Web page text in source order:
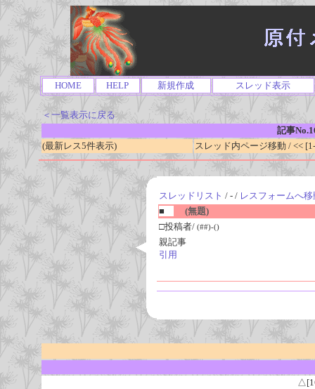
HOME HELP 新規作成 スレッド表示
＜一覧表示に戻る
記事
(最新レス5件表示)
スレッド内ページ移動 / <<
スレッドリスト / - / レスフォームへ移
■
(無題)
□投稿者/ (##)-()
親記事
引用